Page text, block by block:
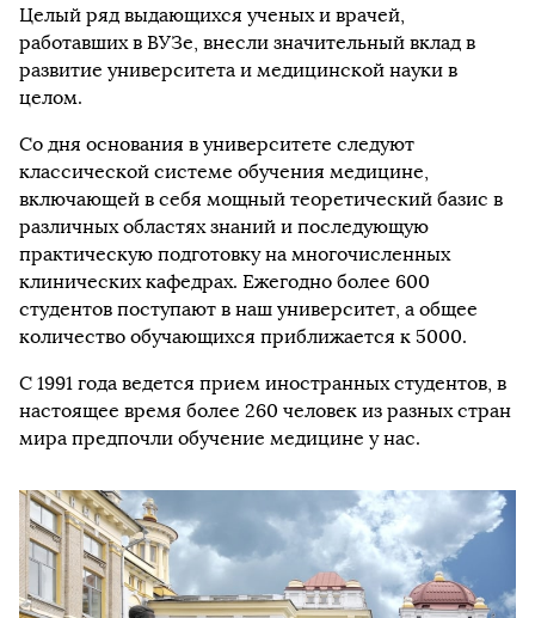
Целый ряд выдающихся ученых и врачей,
работавших в ВУЗе, внесли значительный вклад в
развитие университета и медицинской науки в
целом.
Со дня основания в университете следуют
классической системе обучения медицине,
включающей в себя мощный теоретический базис в
различных областях знаний и последующую
практическую подготовку на многочисленных
клинических кафедрах. Ежегодно более 600
студентов поступают в наш университет, а общее
количество обучающихся приближается к 5000.
С 1991 года ведется прием иностранных студентов, в
настоящее время более 260 человек из разных стран
мира предпочли обучение медицине у нас.